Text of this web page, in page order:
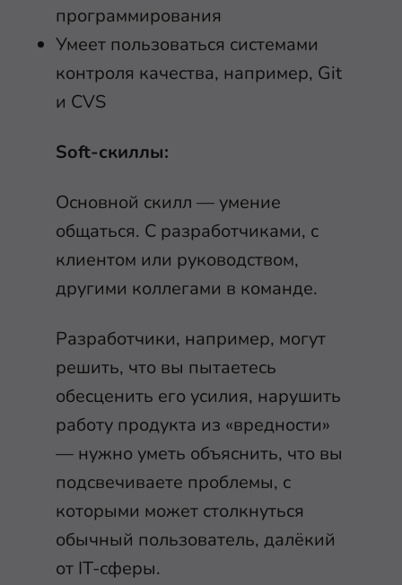
программирования
Умеет пользоваться системами
контроля качества, например, Git
и CVS
Soft-скиллы:
Основной скилл — умение
общаться. С разработчиками, с
клиентом или руководством,
другими коллегами в команде.
Разработчики, например, могут
решить, что вы пытаетесь
обесценить его усилия, нарушить
работу продукта из «вредности»
— нужно уметь объяснить, что вы
подсвечиваете проблемы, с
которыми может столкнуться
обычный пользователь, далёкий
от IT-сферы.